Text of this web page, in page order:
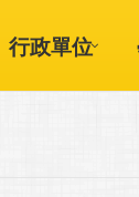
行政單位